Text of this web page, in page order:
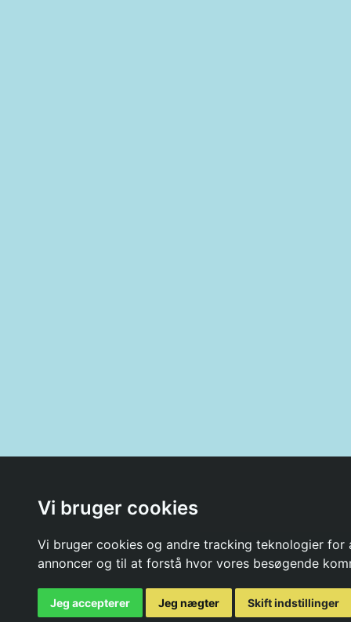
Vi bruger cookies
Vi bruger cookies og andre tracking teknologier
annoncer og til at forstå hvor vores besøgende
Jeg accepterer Jeg nægter Skift indstillinger